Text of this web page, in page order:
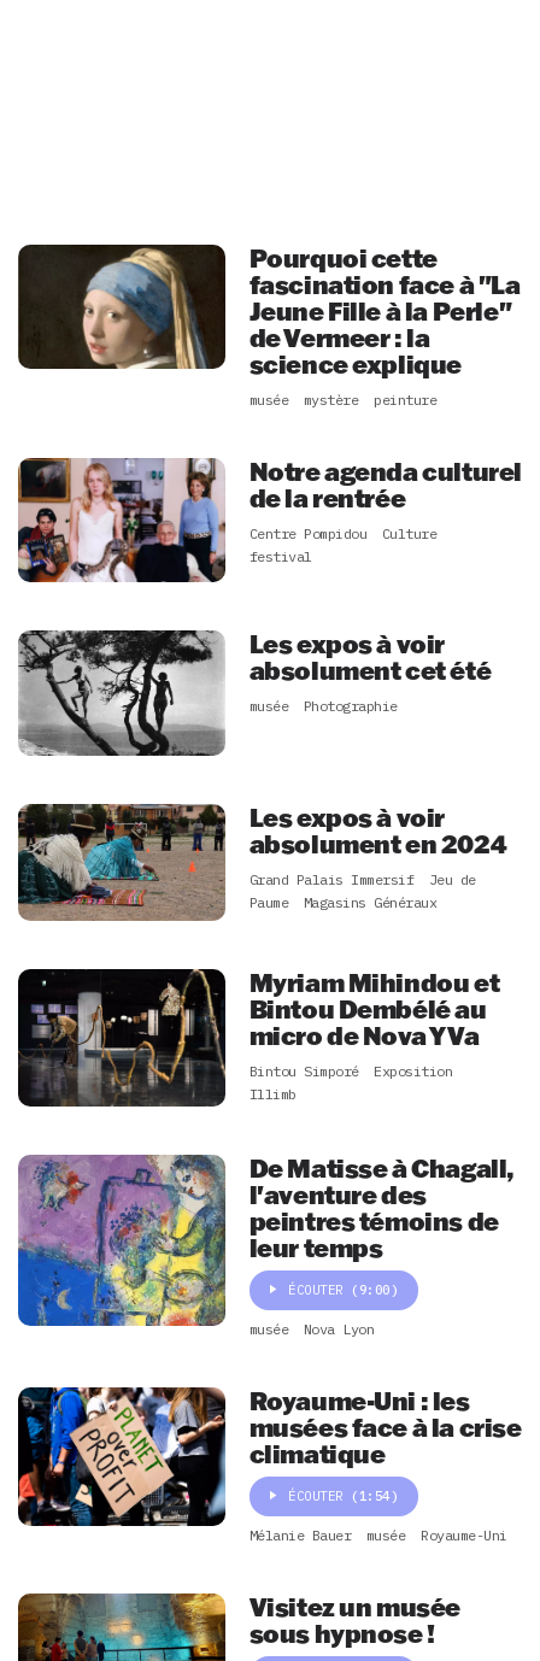
Pourquoi cette
fascination face à "La
Jeune Fille à la Perle"
de Vermeer : la
science explique
musée mystère peinture
Notre agenda culturel
de la rentrée
Centre Pompidou
Culture
festival
Les expos à voir
absolument cet été
musée Photographie
Les expos à voir
absolument en 2024
Grand Palais Immersif
Jeu de
Paume
Magasins Généraux
Myriam Mihindou et
Bintou Dembélé au
micro de Nova Y Va
Bintou Simporé
Exposition
Illimb
De Matisse à Chagall,
l'aventure des
peintres témoins de
leur temps
ÉCOUTER (9:00)
musée Nova Lyon
Royaume-Uni : les
musées face à la crise
climatique
ÉCOUTER (1:54)
Mélanie Bauer musée Royaume-Uni
Visitez un musée
sous hypnose !